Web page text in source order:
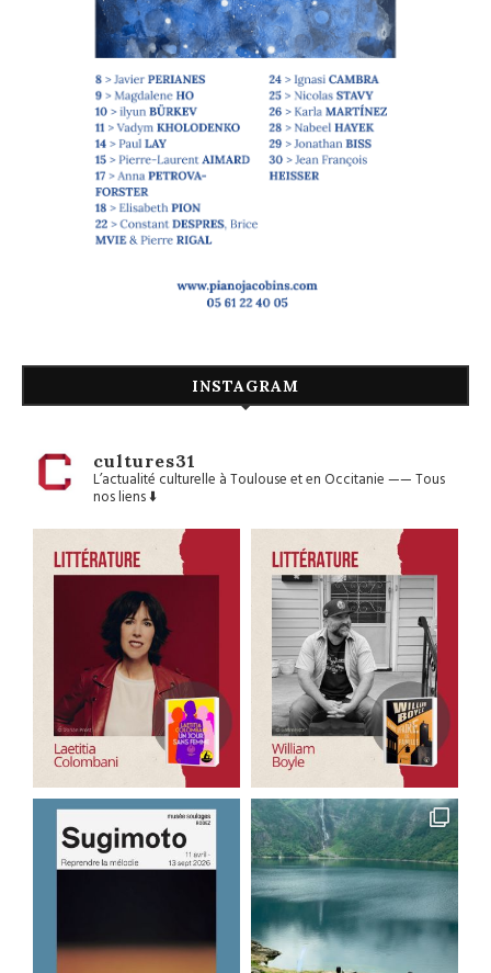
INSTAGRAM
cultures31
L’actualité culturelle à Toulouse et en Occitanie——Tous
nos liens ⬇️